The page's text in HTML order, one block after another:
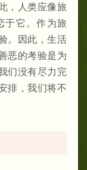
，人类应像旅
于它。作为旅
。因此，生活
恶的考验是为
们没有尽力完
排，我们将不